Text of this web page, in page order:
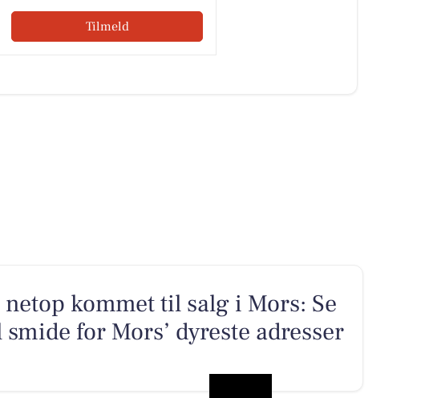
Tilmeld
kommet til salg i Mors: Se
for Mors’ dyreste adresser